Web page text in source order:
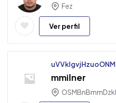
Fez
Ver perfil
mmilner